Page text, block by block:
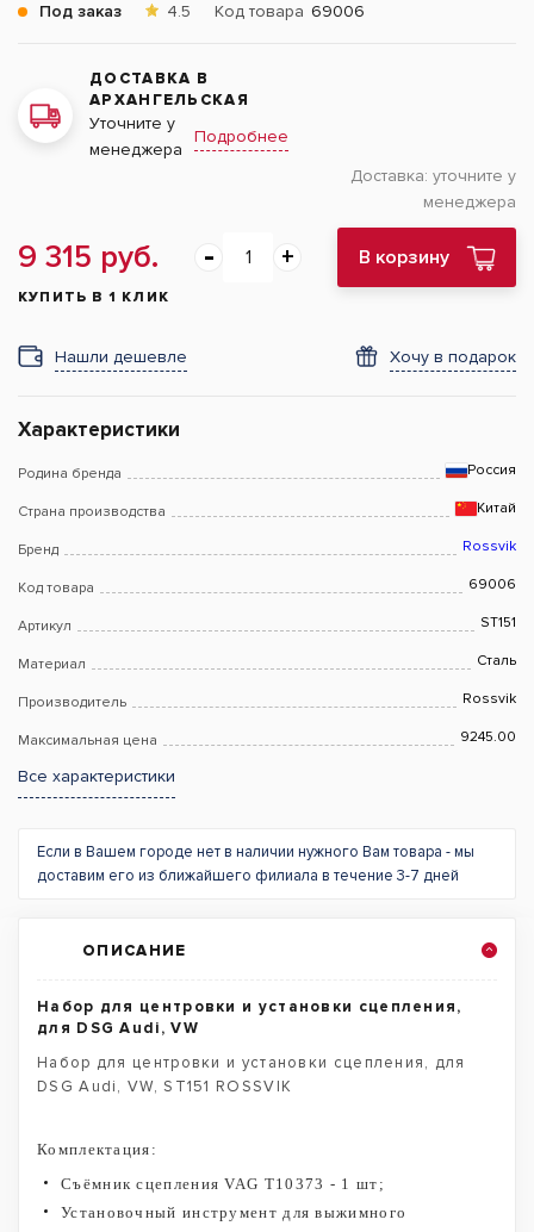
Под заказ 4.5 Код товара 69006
ДОСТАВКА В
АРХАНГЕЛЬСКАЯ
Уточните у
менеджера
Подробнее
Доставка: уточните у
менеджера
9 315 руб. В корзину
КУПИТЬ В 1 КЛИК
Нашли дешевле Хочу в подарок
Характеристики
Родина бренда Россия
Страна производства Китай
Бренд Rossvik
Код товара 69006
Артикул ST151
Материал Сталь
Производитель Rossvik
Максимальная цена 9245.00
Все характеристики
Если в Вашем городе нет в наличии нужного Вам товара - мы
доставим его из ближайшего филиала в течение 3-7 дней
ОПИСАНИЕ
Набор для центровки и установки сцепления,
для DSG Audi, VW
Набор для центровки и установки сцепления, для
DSG Audi, VW, ST151 ROSSVIK
Комплектация:
Съёмник сцепления VAG T10373 - 1 шт;
Установочный инструмент для выжимного